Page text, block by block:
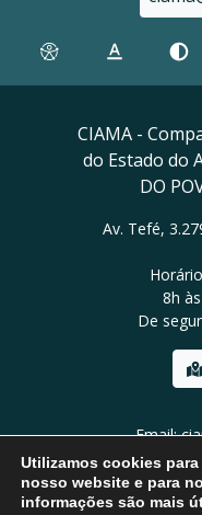
CIAMA -
do Estado do
DO
Av. Tefé,
8h
De
Email:
Utilizamos cookies
nosso website e para
informações são mais